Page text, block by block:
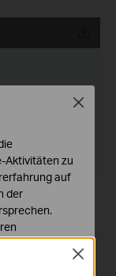
Archer
werden.
Close
Aktivitäten zu
auf
der
Close